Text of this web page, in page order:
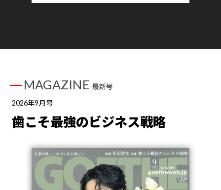
MAGAZINE 最新号
2026年9月号
歯こそ最強のビジネス戦略